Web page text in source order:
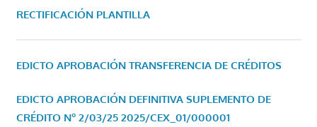
RECTIFICACIÓN PLANTILLA
EDICTO APROBACIÓN TRANSFERENCIA DE CRÉDITOS
EDICTO APROBACIÓN DEFINITIVA SUPLEMENTO DE
CRÉDITO Nº 2/03/25 2025/CEX_01/000001